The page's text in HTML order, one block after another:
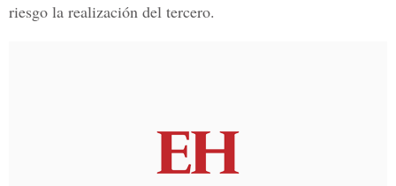
riesgo la realización del tercero.